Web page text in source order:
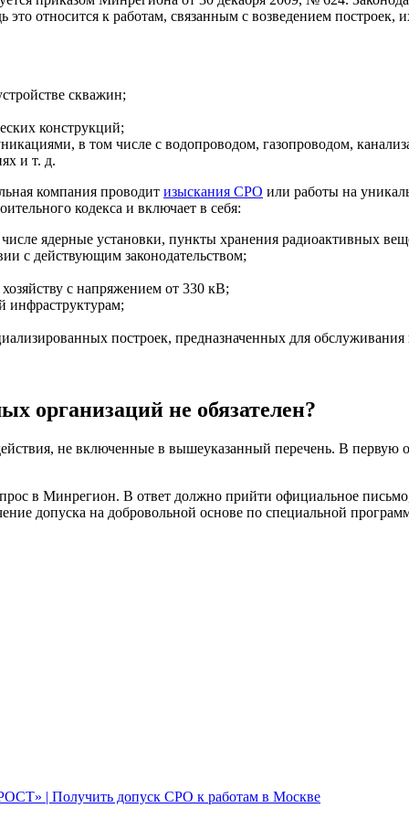
относится к работам, связанным с возведением
скважин;
конструкций;
в том числе с водопроводом, газопроводом,
и т. д.
компания проводит изыскания СРО или работы на
кодекса и включает в себя:
ядерные установки, пункты хранения радиоактивных
с действующим законодательством;
с напряжением от 330 кВ;
инфраструктурам;
построек, предназначенных для
организаций не обязателен?
не включенные в вышеуказанный перечень. В первую
в Минрегион. В ответ должно прийти официальное
допуска на добровольной основе по специальной